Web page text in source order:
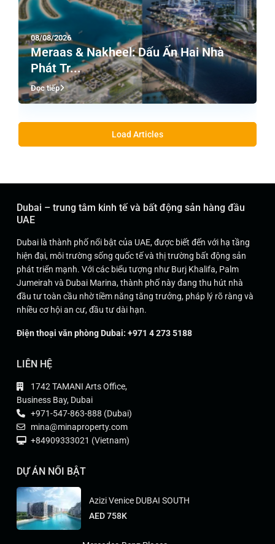
08/08/2026
Meraas & Nakheel: Dấu Ấn Hai Nhà
Phát Tr...
Đọc tiếp
Load Articles
Dubai – trung tâm kinh tế và bất động sản hàng đầu
UAE
Dubai là thành phố nổi bật của UAE, được biết đến với hạ tầng
hiện đại, môi trường sống quốc tế và thị trường bất động sản
phát triển mạnh. Với các biểu tượng như Burj Khalifa, Palm
Jumeirah và Dubai Marina, thành phố này đang thu hút nhà
đầu tư toàn cầu nhờ tiềm năng tăng trưởng, pháp lý rõ ràng và
nhiều cơ hội an cư, đầu tư dài hạn.
Điện thoại văn phòng Dubai: +971 4 273 5188
LIÊN HỆ
1742 TAMANI Arts Office,
Business Bay, Dubai
+971-547-863-888 (Dubai)
mina@minaproperty.com
+84909333021 (Vietnam)
DỰ ÁN NỔI BẬT
Azizi Venice DUBAI SOUTH
AED 758K